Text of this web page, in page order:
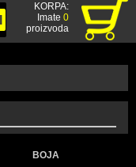
KORPA:
Imate 0
proizvoda
BOJA